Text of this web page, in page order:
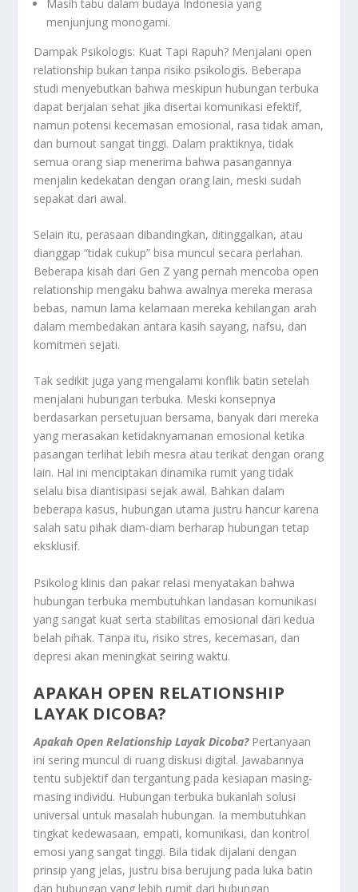
Masih tabu dalam budaya Indonesia yang
menjunjung monogami.
Dampak Psikologis: Kuat Tapi Rapuh? Menjalani open
relationship bukan tanpa risiko psikologis. Beberapa
studi menyebutkan bahwa meskipun hubungan terbuka
dapat berjalan sehat jika disertai komunikasi efektif,
namun potensi kecemasan emosional, rasa tidak aman,
dan burnout sangat tinggi. Dalam praktiknya, tidak
semua orang siap menerima bahwa pasangannya
menjalin kedekatan dengan orang lain, meski sudah
sepakat dari awal.
Selain itu, perasaan dibandingkan, ditinggalkan, atau
dianggap “tidak cukup” bisa muncul secara perlahan.
Beberapa kisah dari Gen Z yang pernah mencoba open
relationship mengaku bahwa awalnya mereka merasa
bebas, namun lama kelamaan mereka kehilangan arah
dalam membedakan antara kasih sayang, nafsu, dan
komitmen sejati.
Tak sedikit juga yang mengalami konflik batin setelah
menjalani hubungan terbuka. Meski konsepnya
berdasarkan persetujuan bersama, banyak dari mereka
yang merasakan ketidaknyamanan emosional ketika
pasangan terlihat lebih mesra atau terikat dengan orang
lain. Hal ini menciptakan dinamika rumit yang tidak
selalu bisa diantisipasi sejak awal. Bahkan dalam
beberapa kasus, hubungan utama justru hancur karena
salah satu pihak diam-diam berharap hubungan tetap
eksklusif.
Psikolog klinis dan pakar relasi menyatakan bahwa
hubungan terbuka membutuhkan landasan komunikasi
yang sangat kuat serta stabilitas emosional dari kedua
belah pihak. Tanpa itu, risiko stres, kecemasan, dan
depresi akan meningkat seiring waktu.
APAKAH OPEN RELATIONSHIP
LAYAK DICOBA?
Apakah Open Relationship Layak Dicoba?Pertanyaan
ini sering muncul di ruang diskusi digital. Jawabannya
tentu subjektif dan tergantung pada kesiapan masing-
masing individu. Hubungan terbuka bukanlah solusi
universal untuk masalah hubungan. Ia membutuhkan
tingkat kedewasaan, empati, komunikasi, dan kontrol
emosi yang sangat tinggi. Bila tidak dijalani dengan
prinsip yang jelas, justru bisa berujung pada luka batin
dan hubungan yang lebih rumit dari hubungan